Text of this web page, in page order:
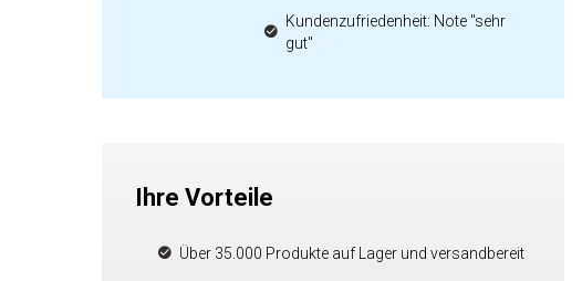
Kundenzufriedenheit: Note "sehr
gut"
Ihre Vorteile
Über 35.000 Produkte auf Lager und versandbereit